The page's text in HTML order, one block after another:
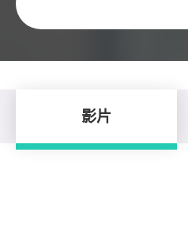
影片